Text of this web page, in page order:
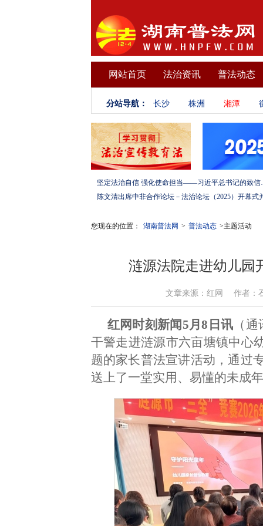
网站首页 法治资讯 普法动态
分站导航： 长沙 株洲 湘潭
坚定法治自信 强化使
您现在的位置： 湖南普法网 > 普法动态 >主题活动
涟源法院走进幼儿园
文章来源：红网 作者：
红网时刻新闻5月8日讯 （
干警走进涟源市六亩塘镇中心
题的家长普法宣讲活动，通过
送上了一堂实用、易懂的未成